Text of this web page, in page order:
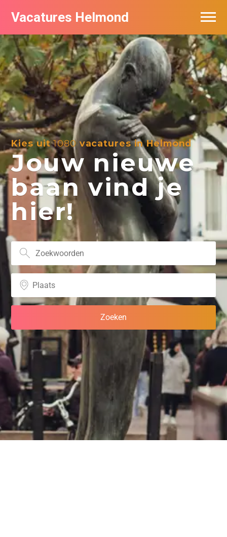
Vacatures Helmond
Kies uit1080vacatures in Helmond
Jouw nieuwe
baan vind je
hier!
Vacatures bij bedrijven in Helmond
De populairste vacatures in Helmond